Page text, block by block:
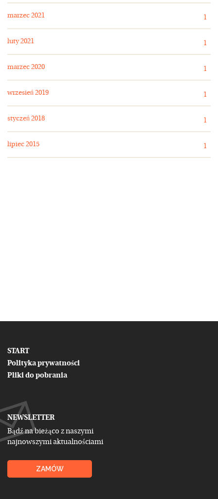
marzec 2021 1
luty 2021 1
marzec 2020 1
wrzesień 2019 1
styczeń 2018 1
lipiec 2015 1
START
Polityka prywatności
Pliki do pobrania
NEWSLETTER
Bądź na bieżąco z naszymi
najnowszymi aktualnościami
ZAMÓW